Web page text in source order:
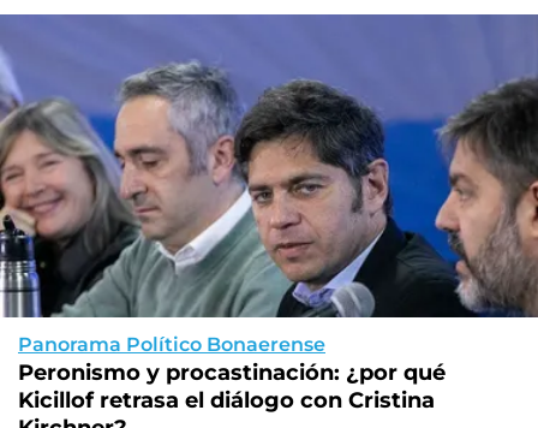
Panorama Político Bonaerense
Peronismo y procastinación: ¿por qué
Kicillof retrasa el diálogo con Cristina